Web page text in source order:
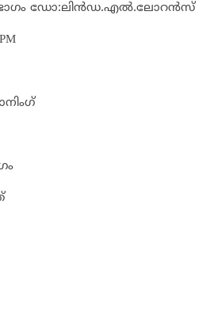
ഡോ:ലിൻഡ.എൽ.ലോറൻസ്